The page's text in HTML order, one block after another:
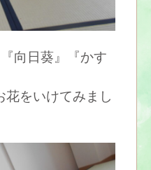
向日葵』『かす
花をいけてみまし